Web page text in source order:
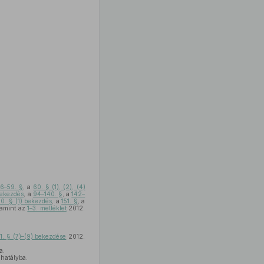
§ , a 60. § (1), (2), (4)
, a 94–140. § , a142–
§ (1) bekezdés , a151. § , a
az1–3. melléklet2012.
§ (7)–(9) bekezdése 2012.